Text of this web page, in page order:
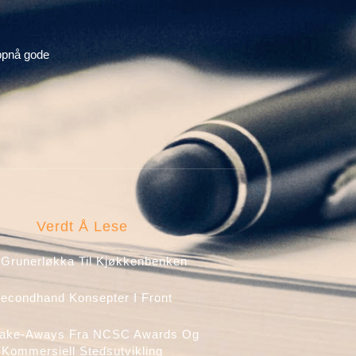
gode
Verdt Å Lese
Til Kjøkkenbenken
Konsepter I Front
Aways Fra NCSC Awards Og
Kommersiell Stedsutvikling